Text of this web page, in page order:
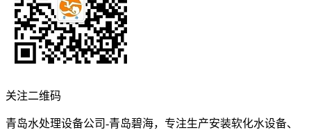
关注二维码
青岛水处理设备公司-青岛碧海，专注生产安装软化水设备、